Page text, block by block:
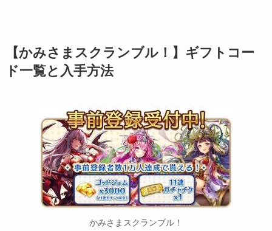
【かみさまスクランブル！】ギフトコー
ド一覧と入手方法
かみさまスクランブル！